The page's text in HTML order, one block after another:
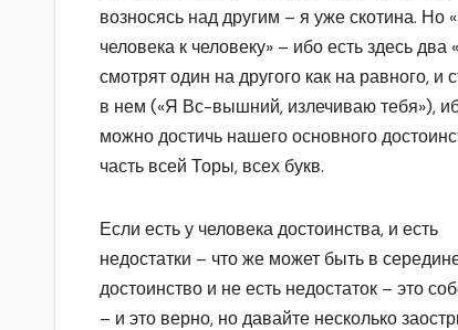
возносясь над другим – я уже скотина. Но
человека к человеку» – ибо есть здесь
смотрят один на другого как на равного,
в нем («Я Вс-вышний, излечиваю тебя»),
можно достичь нашего основного
часть всей Торы, всех букв.
Если есть у человека достоинства, и есть
недостатки – что же может быть в
достоинство и не есть недостаток – это
– и это верно, но давайте несколько